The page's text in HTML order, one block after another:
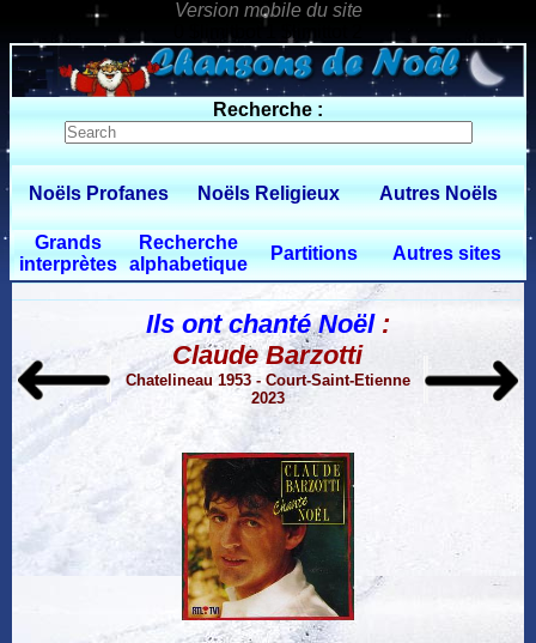
0 $limitbot 1 $limittot 2
Recherche :
Noëls Profanes Noëls Religieux Autres Noëls
Grands
interprètes
Recherche
alphabetique
Partitions Autres sites
Ils ont chanté Noël:
Claude Barzotti
Chatelineau 1953 - Court-Saint-Etienne
2023